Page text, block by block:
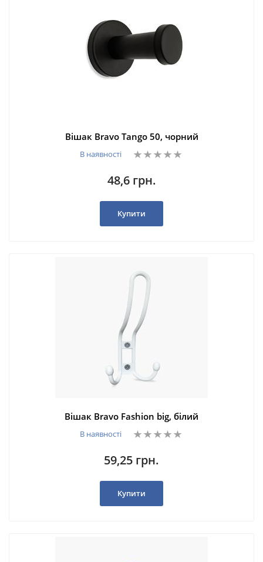
Вішак Bravo Tango 50, чорний
В наявності
48,6 грн.
Купити
Вішак Bravo Fashion big, білий
В наявності
59,25 грн.
Купити